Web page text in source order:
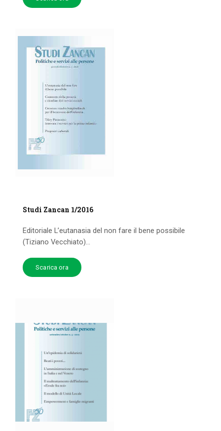
Studi Zancan 1/2016
Editoriale L’eutanasia del non fare il bene possibile
(Tiziano Vecchiato)...
Scarica ora